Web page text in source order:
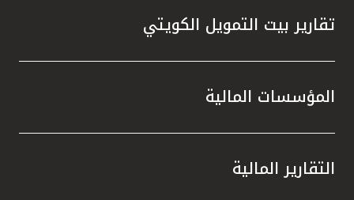
تقارير بيت التمويل الكويتي
المؤسسات المالية
التقارير المالية